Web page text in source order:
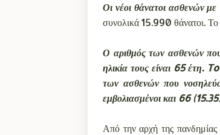
Οι νέοι θάνατοι ασθενών
συνολικά 15.990 θάνατοι.
Ο αριθμός των ασθενών
ηλικία τους είναι 65 έτη.
των ασθενών που
εμβολιασμένοι και 66
Από την αρχή της